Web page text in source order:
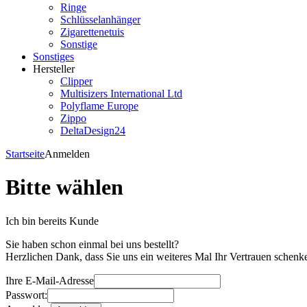
Ringe
Schlüsselanhänger
Zigarettenetuis
Sonstige
Sonstiges
Hersteller
Clipper
Multisizers International Ltd
Polyflame Europe
Zippo
DeltaDesign24
StartseiteAnmelden
Bitte wählen
Ich bin bereits Kunde
Sie haben schon einmal bei uns bestellt?
Herzlichen Dank, dass Sie uns ein weiteres Mal Ihr Vertrauen
Ihre E-Mail-Adresse
Passwort: